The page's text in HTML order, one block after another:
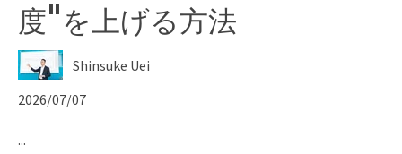
度"を上げる方法
Shinsuke Uei
2026/07/07
...